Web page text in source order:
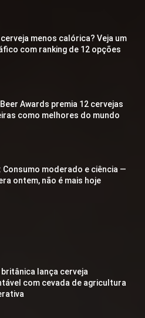
cerveja menos calórica? Veja um
com ranking de 12 opções
Awards premia 12 cervejas
como melhores do mundo
Consumo moderado e ciência —
ontem, não é mais hoje
britânica lança cerveja
com cevada de agricultura